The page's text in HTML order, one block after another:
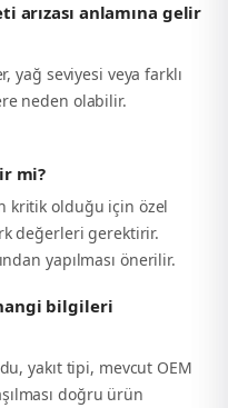
arızası anlamına gelir
yağ seviyesi veya farklı
neden olabilir.
mi?
kritik olduğu için özel
değerleri gerektirir.
yapılması önerilir.
bilgileri
yakıt tipi, mevcut OEM
doğru ürün